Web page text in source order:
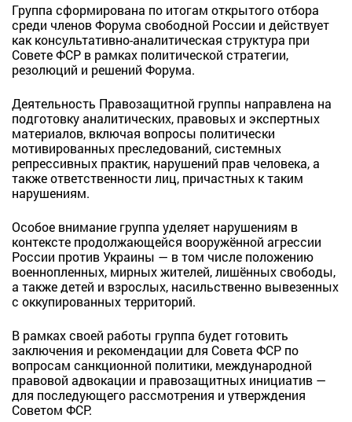
Группа сформирована по итогам открытого отбора
среди членов Форума свободной России и действует
как консультативно-аналитическая структура при
Совете ФСР в рамках политической стратегии,
резолюций и решений Форума.
Деятельность Правозащитной группы направлена на
подготовку аналитических, правовых и экспертных
материалов, включая вопросы политически
мотивированных преследований, системных
репрессивных практик, нарушений прав человека, а
также ответственности лиц, причастных к таким
нарушениям.
Особое внимание группа уделяет нарушениям в
контексте продолжающейся вооружённой агрессии
России против Украины — в том числе положению
военнопленных, мирных жителей, лишённых свободы,
а также детей и взрослых, насильственно вывезенных
с оккупированных территорий.
В рамках своей работы группа будет готовить
заключения и рекомендации для Совета ФСР по
вопросам санкционной политики, международной
правовой адвокации и правозащитных инициатив —
для последующего рассмотрения и утверждения
Советом ФСР.